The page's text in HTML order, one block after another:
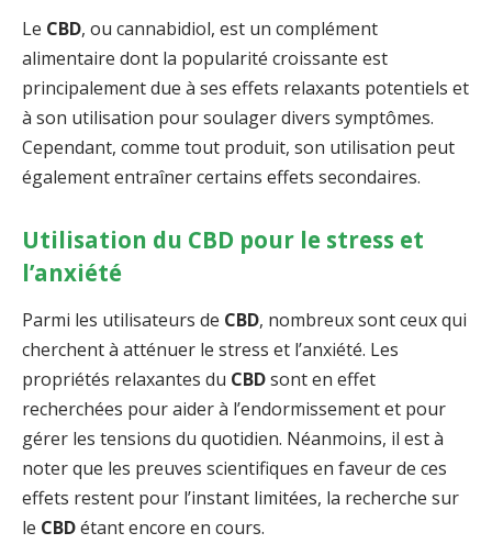
Le CBD, ou cannabidiol, est un complément
alimentaire dont la popularité croissante est
principalement due à ses effets relaxants potentiels et
à son utilisation pour soulager divers symptômes.
Cependant, comme tout produit, son utilisation peut
également entraîner certains effets secondaires.
Utilisation du CBD pour le stress et
l’anxiété
Parmi les utilisateurs de CBD, nombreux sont ceux qui
cherchent à atténuer le stress et l’anxiété. Les
propriétés relaxantes du CBDsont en effet
recherchées pour aider à l’endormissement et pour
gérer les tensions du quotidien. Néanmoins, il est à
noter que les preuves scientifiques en faveur de ces
effets restent pour l’instant limitées, la recherche sur
le CBDétant encore en cours.